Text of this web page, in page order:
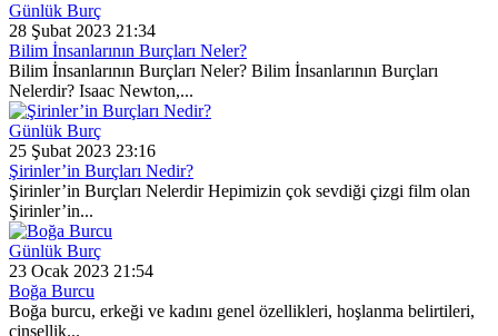
Günlük Burç
28 Şubat 2023 21:34
Bilim İnsanlarının Burçları Neler?
Bilim İnsanlarının Burçları Neler? Bilim İnsanlarının Burçları
Nelerdir? Isaac Newton,...
Günlük Burç
25 Şubat 2023 23:16
Şirinler’in Burçları Nedir?
Şirinler’in Burçları Nelerdir Hepimizin çok sevdiği çizgi film olan
Şirinler’in...
Günlük Burç
23 Ocak 2023 21:54
Boğa Burcu
Boğa burcu, erkeği ve kadını genel özellikleri, hoşlanma belirtileri,
cinsellik...